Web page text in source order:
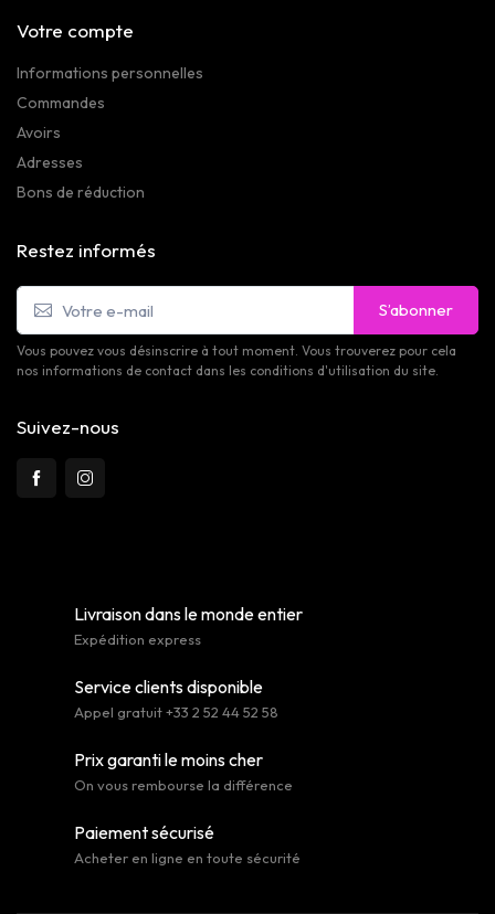
Votre compte
Informations personnelles
Commandes
Avoirs
Adresses
Bons de réduction
Restez informés
S’abonner
Vous pouvez vous désinscrire à tout moment. Vous trouverez pour cela
nos informations de contact dans les conditions d'utilisation du site.
Suivez-nous
Livraison dans le monde entier
Expédition express
Service clients disponible
Appel gratuit +33 2 52 44 52 58
Prix garanti le moins cher
On vous rembourse la différence
Paiement sécurisé
Acheter en ligne en toute sécurité